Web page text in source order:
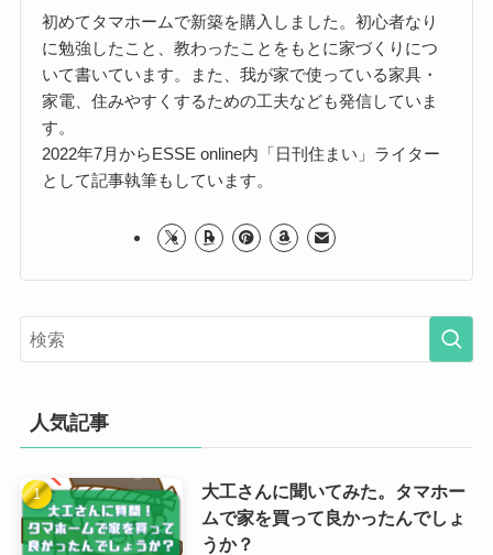
初めてタマホームで新築を購入しました。初心者なり
に勉強したこと、教わったことをもとに家づくりにつ
いて書いています。また、我が家で使っている家具・
家電、住みやすくするための工夫なども発信していま
す。
2022年7月からESSE online内「日刊住まい」ライター
として記事執筆もしています。
人気記事
大工さんに聞いてみた。タマホー
ムで家を買って良かったんでしょ
うか？